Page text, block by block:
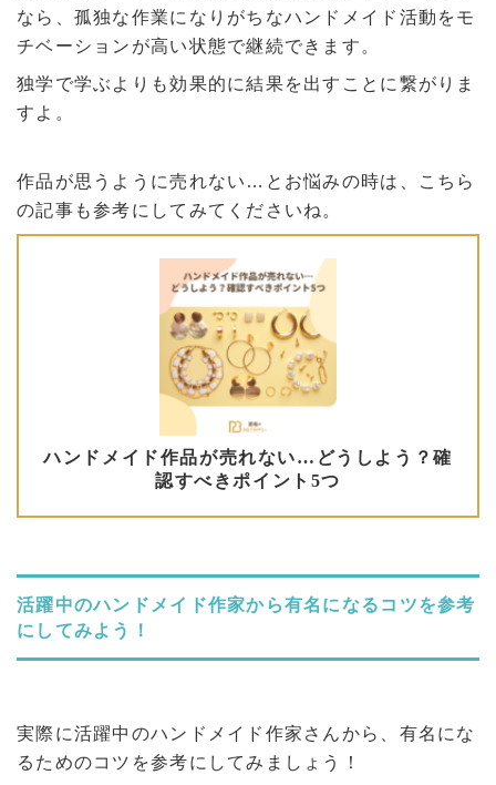
なら、孤独な作業になりがちなハンドメイド活動をモ
チベーションが高い状態で継続できます。
独学で学ぶよりも効果的に結果を出すことに繋がりま
すよ。
作品が思うように売れない…とお悩みの時は、こちら
の記事も参考にしてみてくださいね。
活躍中のハンドメイド作家から有名になるコツを参考
にしてみよう！
実際に活躍中のハンドメイド作家さんから、有名にな
るためのコツを参考にしてみましょう！